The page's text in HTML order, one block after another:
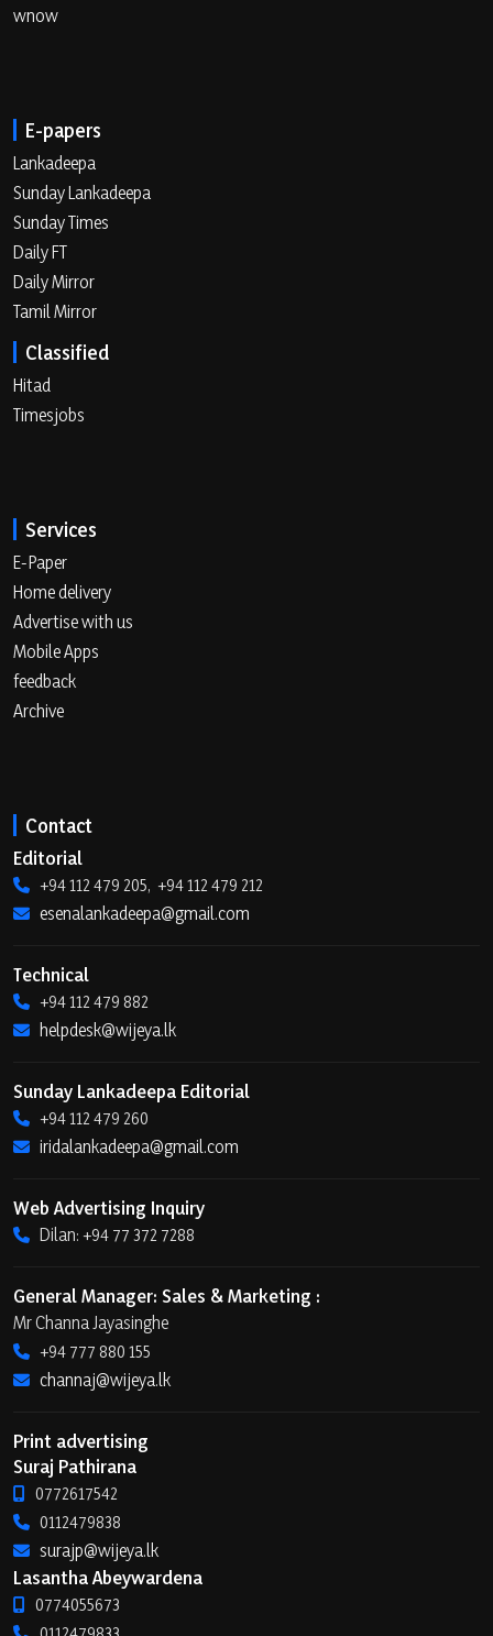
wnow
E-papers
Lankadeepa
Sunday Lankadeepa
Sunday Times
Daily FT
Daily Mirror
Tamil Mirror
Classified
Hitad
Timesjobs
Services
E-Paper
Home delivery
Advertise with us
Mobile Apps
feedback
Archive
Contact
Editorial
+94 112 479 205, +94 112 479 212
esenalankadeepa@gmail.com
Technical
+94 112 479 882
helpdesk@wijeya.lk
Sunday Lankadeepa Editorial
+94 112 479 260
iridalankadeepa@gmail.com
Web Advertising Inquiry
Dilan: +94 77 372 7288
General Manager: Sales & Marketing :
Mr Channa Jayasinghe
+94 777 880 155
channaj@wijeya.lk
Print advertising
Suraj Pathirana
0772617542
0112479838
surajp@wijeya.lk
Lasantha Abeywardena
0774055673